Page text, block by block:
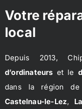
Votre
local
Depuis 2013,
d’ordinateurs et le
dans la région
Castelnau-le-Lez,